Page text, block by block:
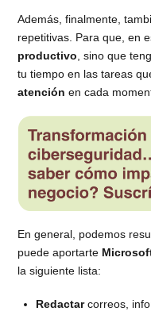
Además, finalmente,
repetitivas. Para que, en
productivo , sino que
tu tiempo en las tareas
atención en cada
En general, podemos
puede aportarte
la siguiente lista:
Redactarcorreos,